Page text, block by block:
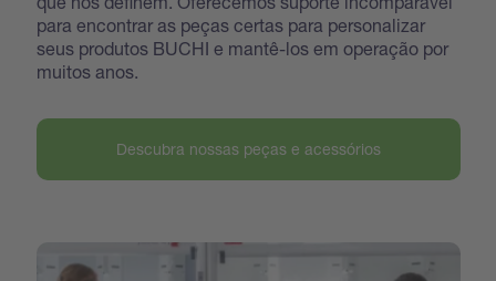
para encontrar as peças certas para personalizar
seus produtos BUCHI e mantê-los em operação por
muitos anos.
Descubra nossas peças e acessórios